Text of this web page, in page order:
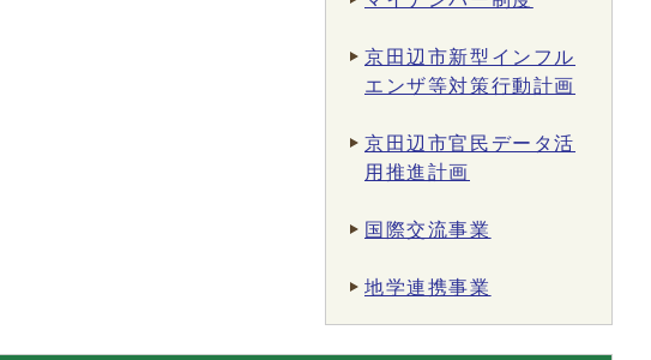
京田辺市新型インフル
エンザ等対策行動計画
京田辺市官民データ活
用推進計画
国際交流事業
地学連携事業